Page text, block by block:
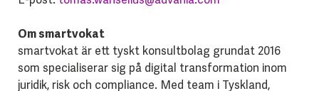
Om smartvokat
smartvokat är ett tyskt konsultbolag grundat 2016
som specialiserar sig på digital transformation inom
juridik, risk och compliance. Med team i Tyskland,